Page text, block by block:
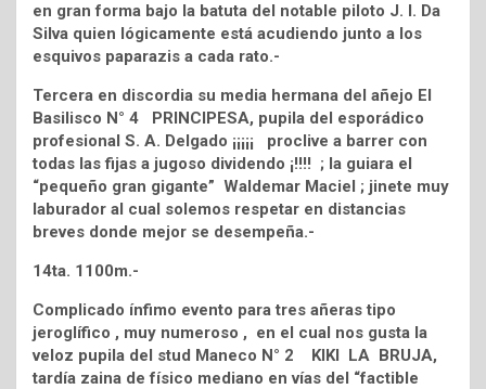
en gran forma bajo la batuta del notable piloto J. l. Da
Silva quien lógicamente está acudiendo junto a los
esquivos paparazis a cada rato.-
Tercera en discordia su media hermana del añejo El
Basilisco N° 4 PRINCIPESA, pupila del esporádico
profesional S. A. Delgado ¡¡¡¡¡ proclive a barrer con
todas las fijas a jugoso dividendo ¡!!!! ; la guiara el
“pequeño gran gigante” Waldemar Maciel ; jinete muy
laburador al cual solemos respetar en distancias
breves donde mejor se desempeña.-
14ta. 1100m.-
Complicado ínfimo evento para tres añeras tipo
jeroglífico , muy numeroso , en el cual nos gusta la
veloz pupila del stud Maneco N° 2 KIKI LA BRUJA,
tardía zaina de físico mediano en vías del “factible